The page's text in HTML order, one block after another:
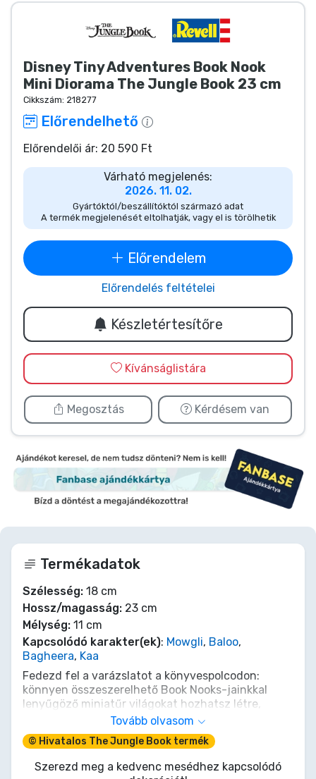
Disney Tiny Adventures Book Nook
Mini Diorama The Jungle Book 23 cm
Cikkszám: 218277
Előrendelhető
Előrendelői ár: 20 590 Ft
Várható megjelenés:
2026. 11. 02.
Gyártóktól/beszállítóktól származó adat
A termék megjelenését eltolhatják, vagy el is törölhetik
Előrendelem
Előrendelés feltételei
Készletértesítőre
Kívánságlistára
Megosztás Kérdésem van
Termékadatok
Szélesség: 18 cm
Hossz/magasság: 23 cm
Mélység: 11 cm
Kapcsolódó karakter(ek): Mowgli, Baloo,
Bagheera, Kaa
Fedezd fel a varázslatot a könyvespolcodon:
könnyen összeszerelhető Book Nooks-jainkkal
lenyűgöző miniatűr világokat hozhatsz létre,
amelyek elvarázsoló hangulatot kölcsönöznek
bármely könyvgyűjteménynek! A precíz
dugaszolható rendszer nagyszerű építési
szórakozást kínál garantált sikerrel!
Tovább olvasom
© Hivatalos The Jungle Book termék
Szerezd meg a kedvenc mesédhez kapcsolódó
Animés cuccok
Gamer cuccok
Sportos cuccok
Zenés cuccok
Terméktípusok
Márkák